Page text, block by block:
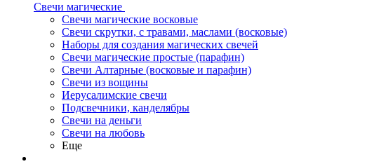
Свечи магические
Свечи магические восковые
Свечи скрутки, с травами, маслами (восковые)
Наборы для создания магических свечей
Свечи магические простые (парафин)
Свечи Алтарные (восковые и парафин)
Свечи из вощины
Иерусалимские свечи
Подсвечники, канделябры
Свечи на деньги
Свечи на любовь
Еще